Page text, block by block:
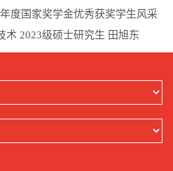
度国家奖学金优秀获奖学生风采
2023级硕士研究生 田旭东